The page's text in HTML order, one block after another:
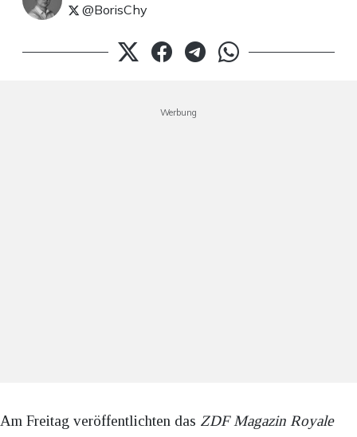
@BorisChy
Werbung
Am Freitag veröffentlichten das ZDF Magazin Royale